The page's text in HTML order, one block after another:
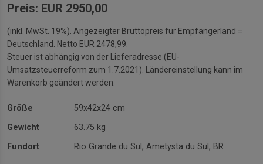
Preis: EUR 2950,00
(inkl. MwSt. 19%). Angezeigter Bruttopreis für Empfängerland =
Deutschland. Netto EUR 2478,99.
Steuer ist abhängig von der Lieferadresse (EU-
Umsatzsteuerreform zum 1.7.2021). Ländereinstellung kann im
Warenkorb geändert werden.
Größe
59x42x24 cm
Gewicht
63.75 kg
Fundort
Rio Grande du Sul, Ametysta du Sul, BR